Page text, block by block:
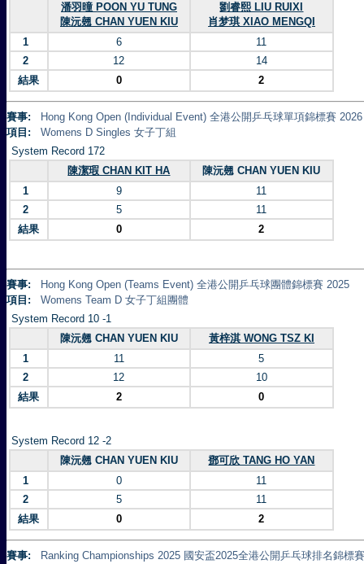
潘羽曈 POON YU TUNG
陳沅翹 CHAN YUEN KIU
劉睿熙 LIU RUIXI
肖梦琪 XIAO MENGQI
1
6
11
2
12
14
結果
0 2
賽事:
Hong Kong Open (Individual Event) 全港公開乒乓球單項錦標賽 2026
項目:
Womens D Singles 女子丁組
System Record 172
陳潔瑕 CHAN KIT HA
陳沅翹 CHAN YUEN KIU
1
9
11
2
5
11
結果
0 2
賽事:
Hong Kong Open (Teams Event) 全港公開乒乓球團體錦標賽 2025
項目:
Womens Team D 女子丁組團體
System Record 10 -1
陳沅翹 CHAN YUEN KIU
黃梓淇 WONG TSZ KI
1
11
5
2
12
10
結果
2 0
System Record 12 -2
陳沅翹 CHAN YUEN KIU
鄧可欣 TANG HO YAN
1
0
11
2
5
11
結果
0 2
賽事:
Ranking Championships 2025 國安盃2025全港公開乒乓球排名錦標